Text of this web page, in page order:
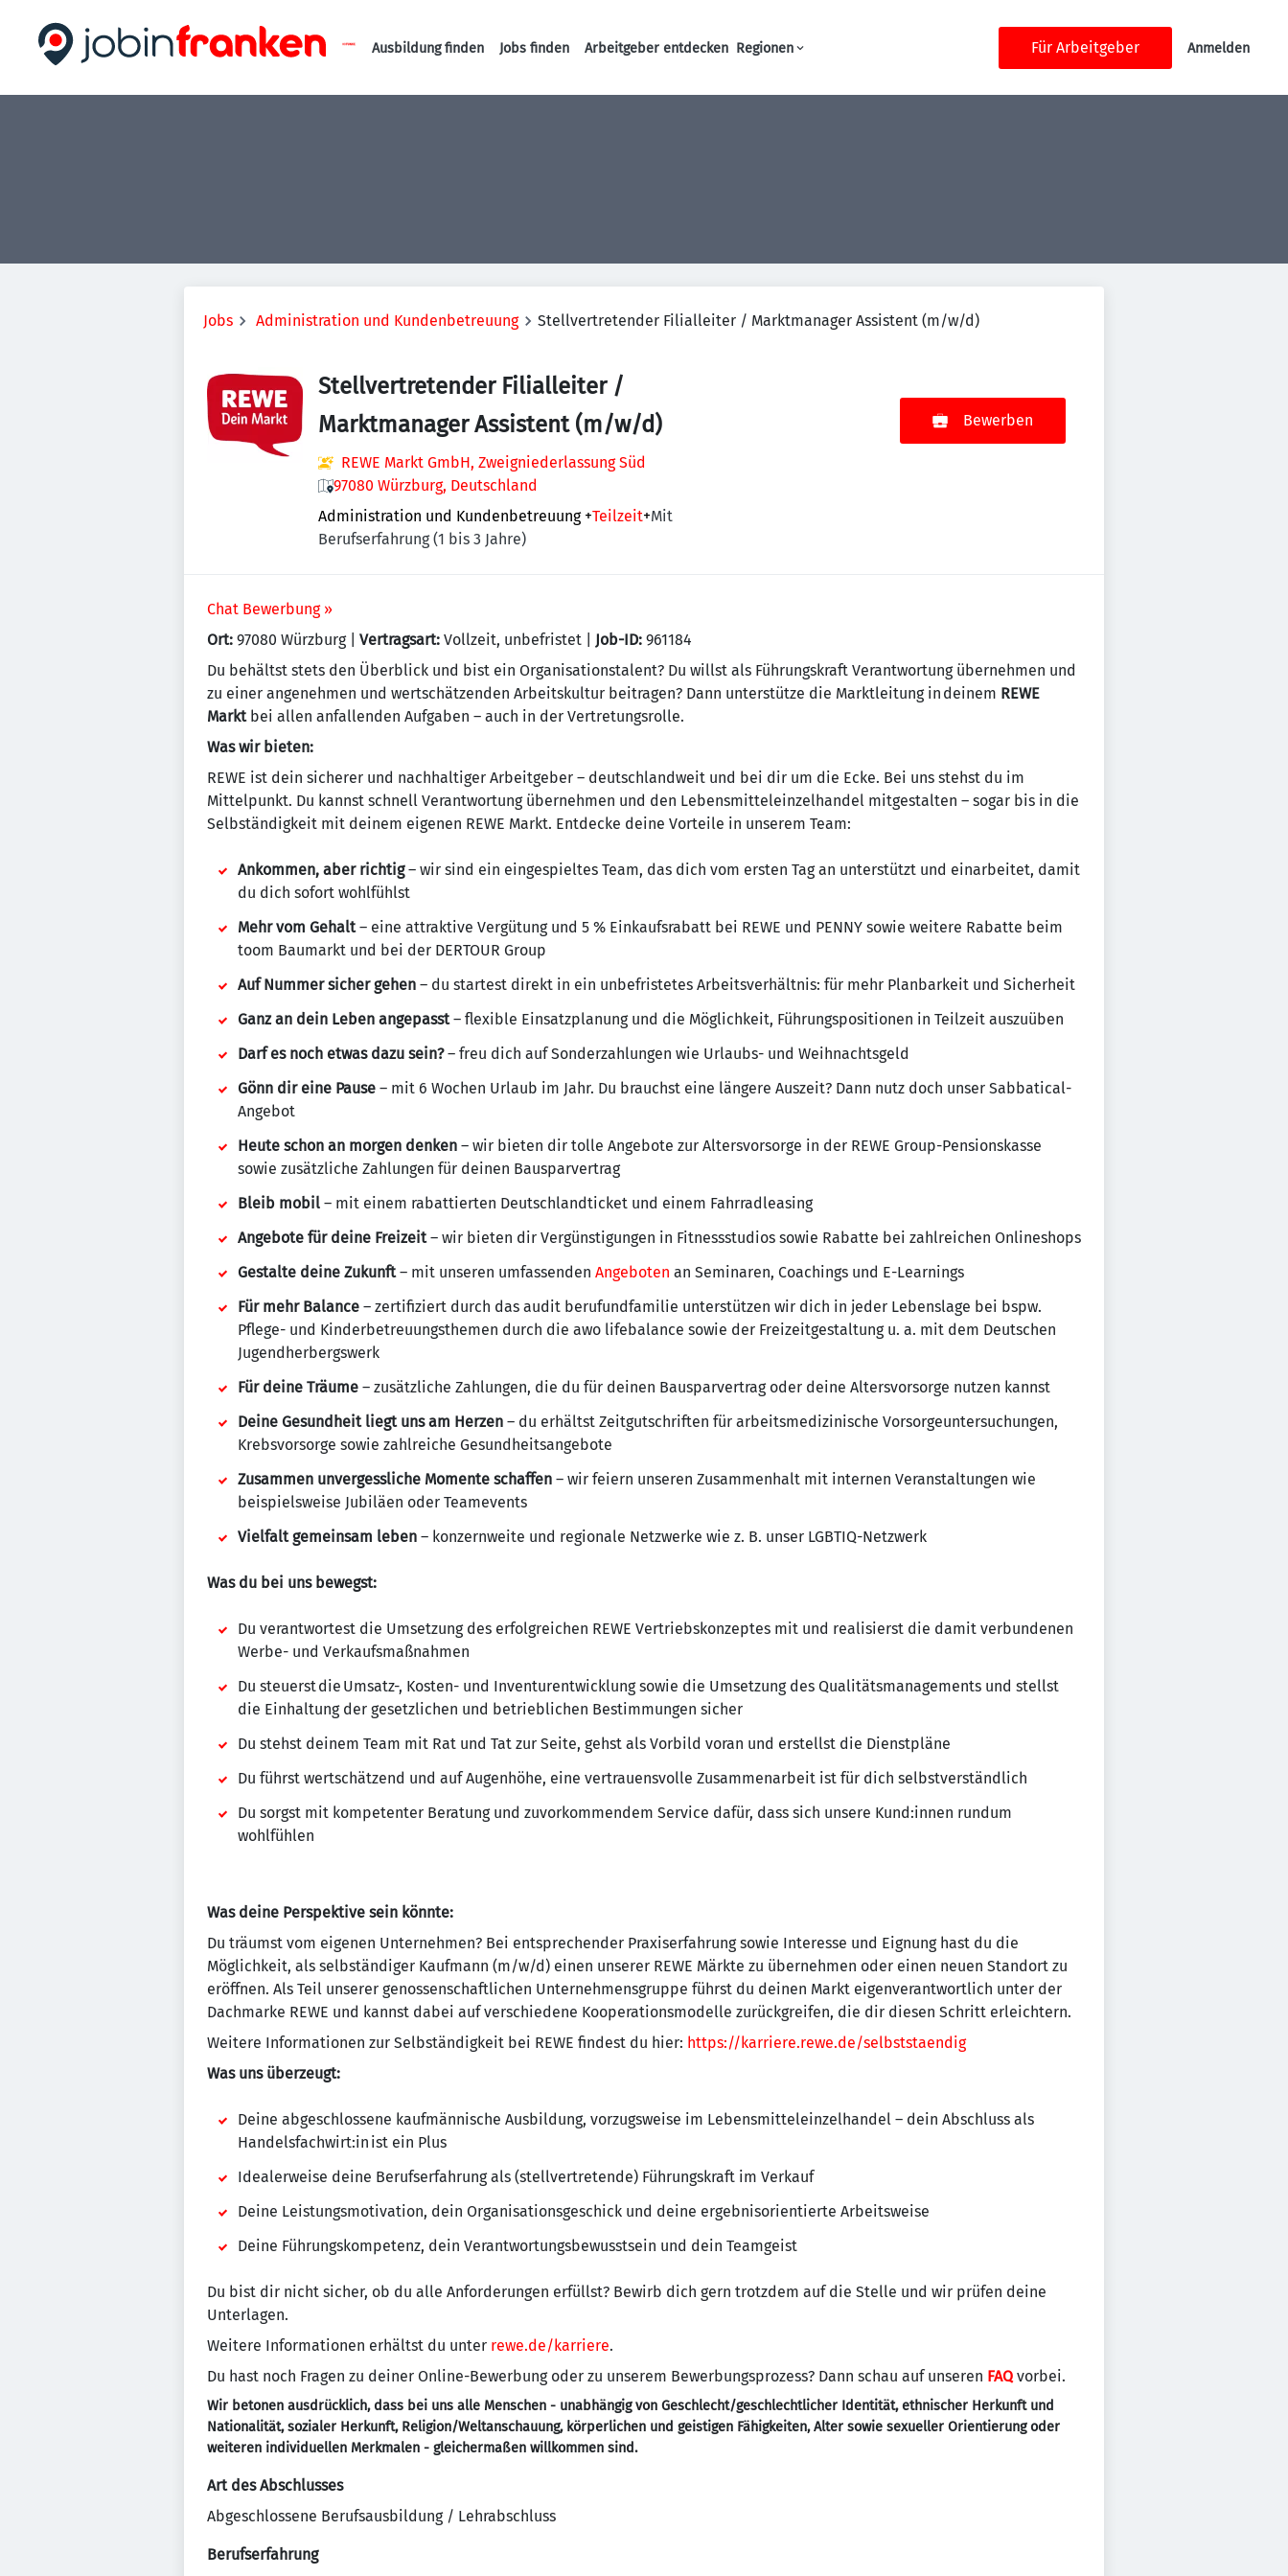
Haupt-Navigation
Ausbildung finden Jobs finden Arbeitgeber entdecken Regionen Für Arbeitgeber Anmelden
Jobs Administration und Kundenbetreuung Stellvertretender Filialleiter / Marktmanager Assistent (m/w/d)
Stellvertretender Filialleiter /
Marktmanager Assistent (m/w/d)
REWE Markt GmbH, Zweigniederlassung Süd
97080 Würzburg, Deutschland
Administration und Kundenbetreuung +Teilzeit+Mit
Berufserfahrung (1 bis 3 Jahre)
Bewerben
Chat Bewerbung »
Ort: 97080 Würzburg | Vertragsart: Vollzeit, unbefristet | Job-ID: 961184
Du behältst stets den Überblick und bist ein Organisationstalent? Du willst als Führungskraft Verantwortung übernehmen und
zu einer angenehmen und wertschätzenden Arbeitskultur beitragen? Dann unterstütze die Marktleitung in deinem REWE
Marktbei allen anfallenden Aufgaben – auch in der Vertretungsrolle.
Was wir bieten:
REWE ist dein sicherer und nachhaltiger Arbeitgeber – deutschlandweit und bei dir um die Ecke. Bei uns stehst du im
Mittelpunkt. Du kannst schnell Verantwortung übernehmen und den Lebensmitteleinzelhandel mitgestalten – sogar bis in die
Selbständigkeit mit deinem eigenen REWE Markt. Entdecke deine Vorteile in unserem Team:
Ankommen, aber richtig– wir sind ein eingespieltes Team, das dich vom ersten Tag an unterstützt und einarbeitet, damit
du dich sofort wohlfühlst
Mehr vom Gehalt– eine attraktive Vergütung und 5 % Einkaufsrabatt bei REWE und PENNY sowie weitere Rabatte beim
toom Baumarkt und bei der DERTOUR Group
Auf Nummer sicher gehen – du startest direkt in ein unbefristetes Arbeitsverhältnis: für mehr Planbarkeit und Sicherheit
Ganz an dein Leben angepasst– flexible Einsatzplanung und die Möglichkeit, Führungspositionen in Teilzeit auszuüben
Darf es noch etwas dazu sein?– freu dich auf Sonderzahlungen wie Urlaubs- und Weihnachtsgeld
Gönn dir eine Pause – mit 6 Wochen Urlaub im Jahr. Du brauchst eine längere Auszeit? Dann nutz doch unser Sabbatical-
Angebot
Heute schon an morgen denken – wir bieten dir tolle Angebote zur Altersvorsorge in der REWE Group-Pensionskasse
sowie zusätzliche Zahlungen für deinen Bausparvertrag
Bleib mobil – mit einem rabattierten Deutschlandticket und einem Fahrradleasing
Angebote für deine Freizeit– wir bieten dir Vergünstigungen in Fitnessstudios sowie Rabatte bei zahlreichen Onlineshops
Gestalte deine Zukunft– mit unseren umfassenden Angeboten an Seminaren, Coachings und E-Learnings
Für mehr Balance – zertifiziert durch das audit berufundfamilie unterstützen wir dich in jeder Lebenslage bei bspw.
Pflege- und Kinderbetreuungsthemen durch die awo lifebalance sowie der Freizeitgestaltung u. a. mit dem Deutschen
Jugendherbergswerk
Für deine Träume – zusätzliche Zahlungen, die du für deinen Bausparvertrag oder deine Altersvorsorge nutzen kannst
Deine Gesundheit liegt uns am Herzen – du erhältst Zeitgutschriften für arbeitsmedizinische Vorsorgeuntersuchungen,
Krebsvorsorge sowie zahlreiche Gesundheitsangebote
Zusammen unvergessliche Momente schaffen – wir feiern unseren Zusammenhalt mit internen Veranstaltungen wie
beispielsweise Jubiläen oder Teamevents
Vielfalt gemeinsam leben – konzernweite und regionale Netzwerke wie z. B. unser LGBTIQ-Netzwerk
Was du bei uns bewegst:
Du verantwortest die Umsetzung des erfolgreichen REWE Vertriebskonzeptes mit und realisierst die damit verbundenen
Werbe- und Verkaufsmaßnahmen
Du steuerst die Umsatz-, Kosten- und Inventurentwicklung sowie die Umsetzung des Qualitätsmanagements und stellst
die Einhaltung der gesetzlichen und betrieblichen Bestimmungen sicher
Du stehst deinem Team mit Rat und Tat zur Seite, gehst als Vorbild voran und erstellst die Dienstpläne
Du führst wertschätzend und auf Augenhöhe, eine vertrauensvolle Zusammenarbeit ist für dich selbstverständlich
Du sorgst mit kompetenter Beratung und zuvorkommendem Service dafür, dass sich unsere Kund:innen rundum
wohlfühlen
Was deine Perspektive sein könnte:
Du träumst vom eigenen Unternehmen? Bei entsprechender Praxiserfahrung sowie Interesse und Eignung hast du die
Möglichkeit, als selbständiger Kaufmann (m/w/d) einen unserer REWE Märkte zu übernehmen oder einen neuen Standort zu
eröffnen. Als Teil unserer genossenschaftlichen Unternehmensgruppe führst du deinen Markt eigenverantwortlich unter der
Dachmarke REWE und kannst dabei auf verschiedene Kooperationsmodelle zurückgreifen, die dir diesen Schritt erleichtern.
Weitere Informationen zur Selbständigkeit bei REWE findest du hier: https://karriere.rewe.de/selbststaendig
Was uns überzeugt:
Deine abgeschlossene kaufmännische Ausbildung, vorzugsweise im Lebensmitteleinzelhandel – dein Abschluss als
Handelsfachwirt:in ist ein Plus
Idealerweise deine Berufserfahrung als (stellvertretende) Führungskraft im Verkauf
Deine Leistungsmotivation, dein Organisationsgeschick und deine ergebnisorientierte Arbeitsweise
Deine Führungskompetenz, dein Verantwortungsbewusstsein und dein Teamgeist
Du bist dir nicht sicher, ob du alle Anforderungen erfüllst? Bewirb dich gern trotzdem auf die Stelle und wir prüfen deine
Unterlagen.
Weitere Informationen erhältst du unter rewe.de/karriere.
Du hast noch Fragen zu deiner Online-Bewerbung oder zu unserem Bewerbungsprozess? Dann schau auf unseren FAQvorbei.
Wir betonen ausdrücklich, dass bei uns alle Menschen - unabhängig von Geschlecht/geschlechtlicher Identität, ethnischer Herkunft und
Nationalität, sozialer Herkunft, Religion/Weltanschauung, körperlichen und geistigen Fähigkeiten, Alter sowie sexueller Orientierung oder
weiteren individuellen Merkmalen - gleichermaßen willkommen sind.
Art des Abschlusses
Abgeschlossene Berufsausbildung / Lehrabschluss
Berufserfahrung